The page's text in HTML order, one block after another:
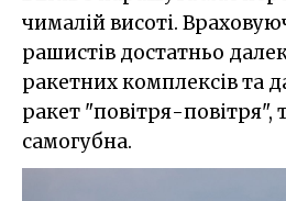
чималій висоті.
рашистів достатньо
ракетних комплексів та
ракет "повітря-повітря",
самогубна.